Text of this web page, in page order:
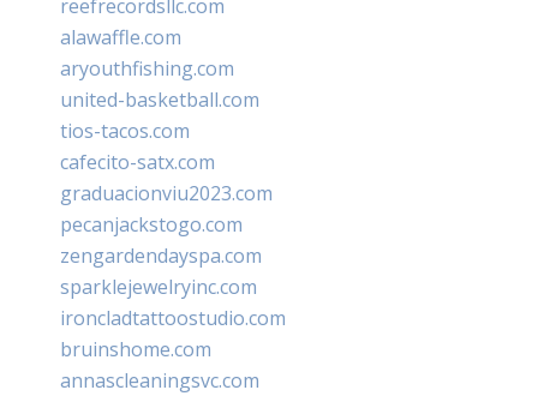
reefrecordsllc.com
alawaffle.com
aryouthfishing.com
united-basketball.com
tios-tacos.com
cafecito-satx.com
graduacionviu2023.com
pecanjackstogo.com
zengardendayspa.com
sparklejewelryinc.com
ironcladtattoostudio.com
bruinshome.com
annascleaningsvc.com